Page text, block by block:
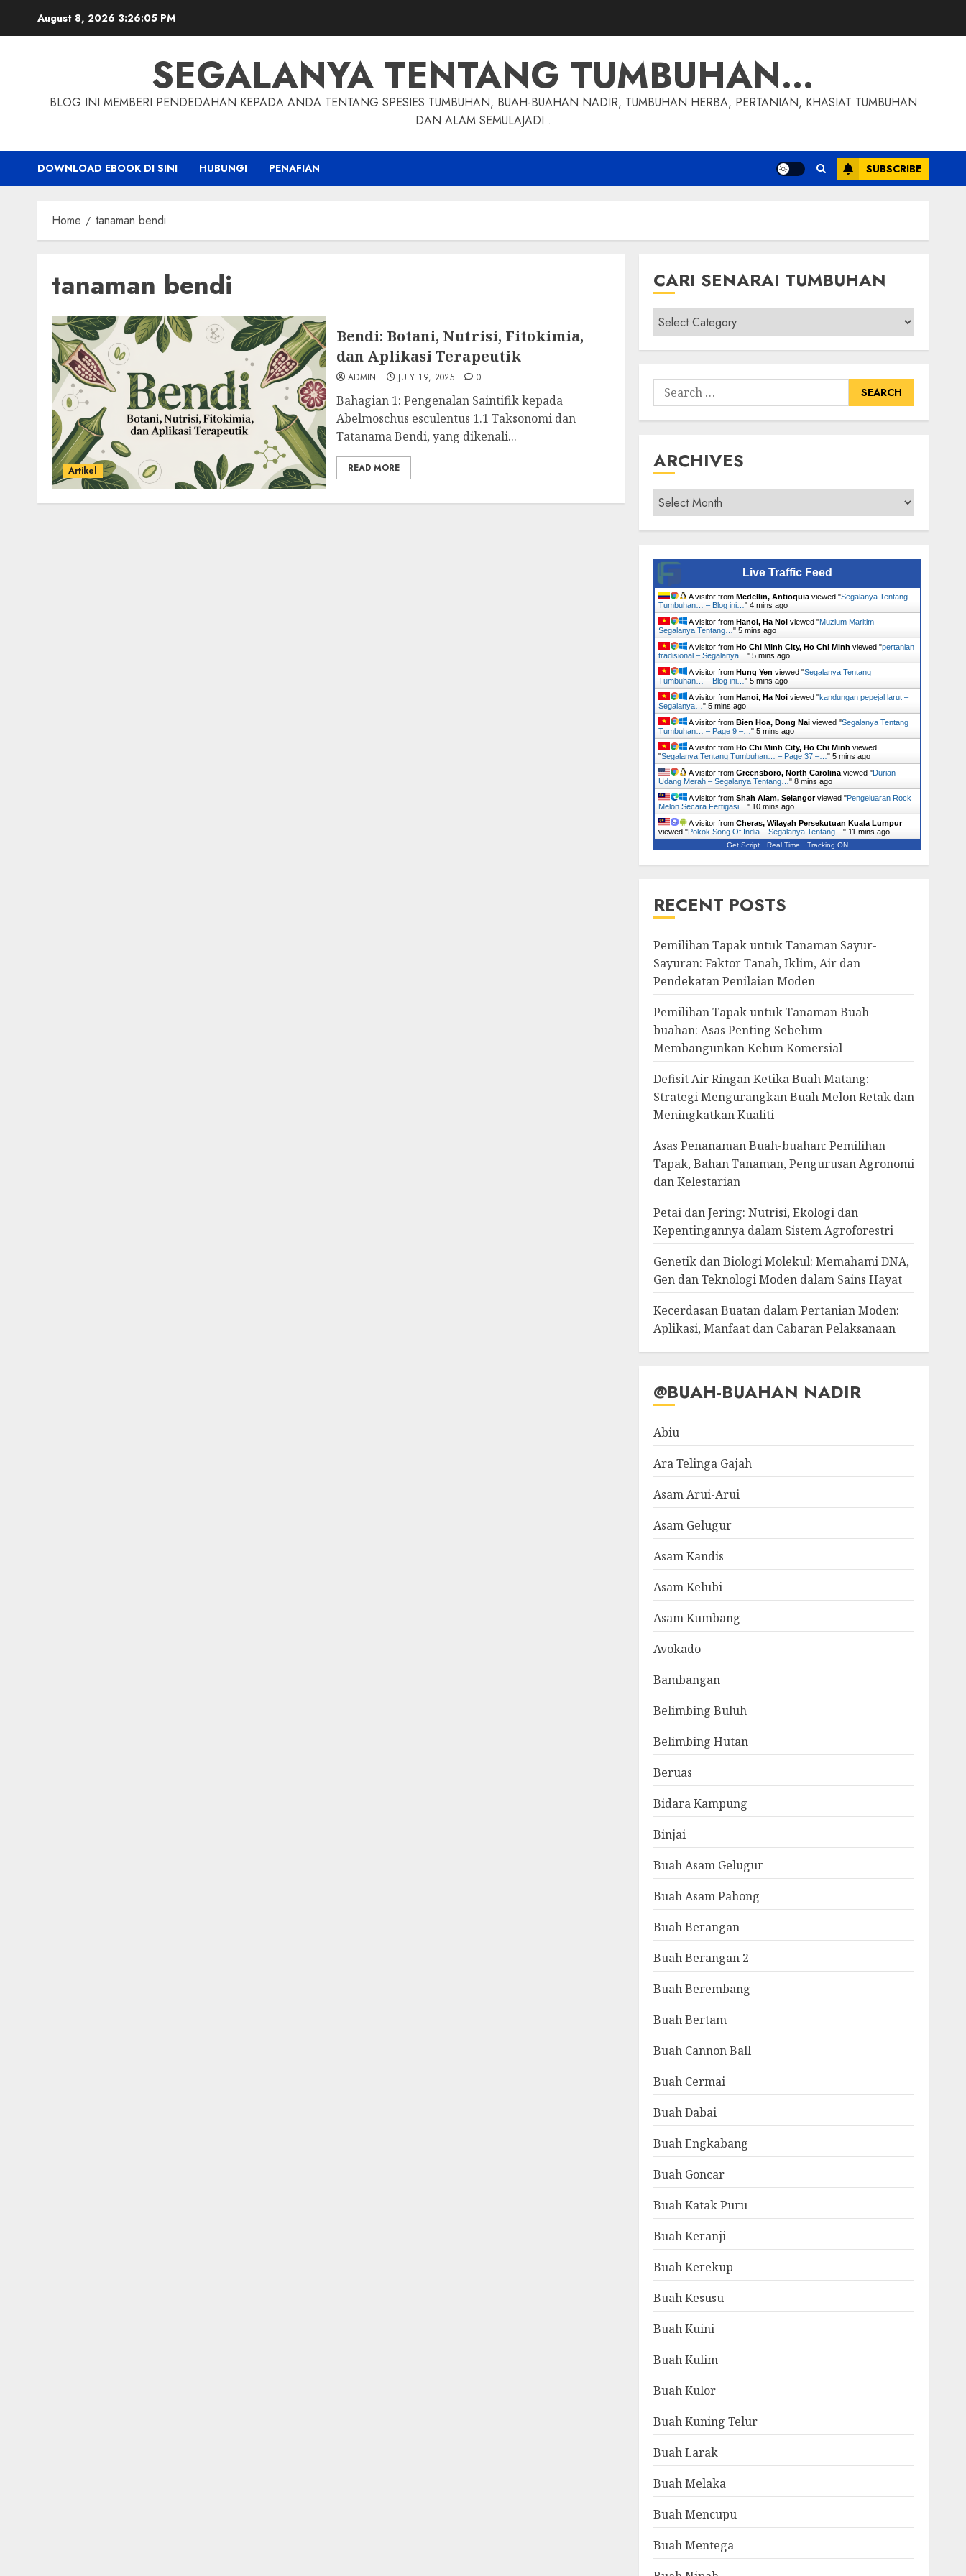
August 8, 2026 3:26:06 PM
SEGALANYA TENTANG TUMBUHAN…
BLOG INI MEMBERI PENDEDAHAN KEPADA ANDA TENTANG SPESIES TUMBUHAN, BUAH-BUAHAN NADIR, TUMBUHAN HERBA, PERTANIAN, KHASIAT TUMBUHAN
DAN ALAM SEMULAJADI..
DOWNLOAD EBOOK DI SINI HUBUNGI PENAFIAN SUBSCRIBE
Home tanaman bendi
tanaman bendi
Artikel
Bendi: Botani, Nutrisi, Fitokimia,
dan Aplikasi Terapeutik
ADMIN JULY 19, 2025 0
Bahagian 1: Pengenalan Saintifik kepada
Abelmoschus esculentus 1.1 Taksonomi dan
Tatanama Bendi, yang dikenali...
READ MORE
CARI SENARAI TUMBUHAN
Cari
Senarai
Tumbuhan
Search
for:
ARCHIVES
Archives
Live Traffic Feed
A visitor from Medellin, Antioquiaviewed "Segalanya Tentang
Tumbuhan… – Blog ini… " 4 mins ago
A visitor from Hanoi, Ha Noiviewed "Muzium Maritim –
Segalanya Tentang… " 5 mins ago
A visitor from Ho Chi Minh City, Ho Chi Minh viewed "pertanian
tradisional – Segalanya… " 5 mins ago
A visitor from Hung Yen viewed "Segalanya Tentang
Tumbuhan… – Blog ini… " 5 mins ago
A visitor from Hanoi, Ha Noiviewed "kandungan pepejal larut –
Segalanya… " 5 mins ago
A visitor from Bien Hoa, Dong Naiviewed "Segalanya Tentang
Tumbuhan… – Page 9 –… " 5 mins ago
A visitor from Ho Chi Minh City, Ho Chi Minh viewed
"Segalanya Tentang Tumbuhan… – Page 37 –… " 5 mins ago
A visitor from Greensboro, North Carolinaviewed "Durian
Udang Merah – Segalanya Tentang… " 8 mins ago
A visitor from Shah Alam, Selangorviewed "Pengeluaran Rock
Melon Secara Fertigasi… " 10 mins ago
A visitor from Cheras, Wilayah Persekutuan Kuala Lumpur
viewed "Pokok Song Of India – Segalanya Tentang… " 11 mins ago
Get Script Real Time Tracking ON
RECENT POSTS
Pemilihan Tapak untuk Tanaman Sayur-
Sayuran: Faktor Tanah, Iklim, Air dan
Pendekatan Penilaian Moden
Pemilihan Tapak untuk Tanaman Buah-
buahan: Asas Penting Sebelum
Membangunkan Kebun Komersial
Defisit Air Ringan Ketika Buah Matang:
Strategi Mengurangkan Buah Melon Retak dan
Meningkatkan Kualiti
Asas Penanaman Buah-buahan: Pemilihan
Tapak, Bahan Tanaman, Pengurusan Agronomi
dan Kelestarian
Petai dan Jering: Nutrisi, Ekologi dan
Kepentingannya dalam Sistem Agroforestri
Genetik dan Biologi Molekul: Memahami DNA,
Gen dan Teknologi Moden dalam Sains Hayat
Kecerdasan Buatan dalam Pertanian Moden:
Aplikasi, Manfaat dan Cabaran Pelaksanaan
@BUAH-BUAHAN NADIR
Abiu
Ara Telinga Gajah
Asam Arui-Arui
Asam Gelugur
Asam Kandis
Asam Kelubi
Asam Kumbang
Avokado
Bambangan
Belimbing Buluh
Belimbing Hutan
Beruas
Bidara Kampung
Binjai
Buah Asam Gelugur
Buah Asam Pahong
Buah Berangan
Buah Berangan 2
Buah Berembang
Buah Bertam
Buah Cannon Ball
Buah Cermai
Buah Dabai
Buah Engkabang
Buah Goncar
Buah Katak Puru
Buah Keranji
Buah Kerekup
Buah Kesusu
Buah Kuini
Buah Kulim
Buah Kulor
Buah Kuning Telur
Buah Larak
Buah Melaka
Buah Mencupu
Buah Mentega